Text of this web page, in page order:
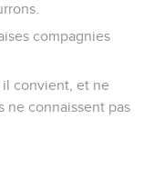
compagnies
il convient, et ne
ne connaissent pas